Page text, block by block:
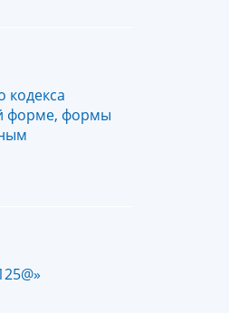
кодекса
форме, формы